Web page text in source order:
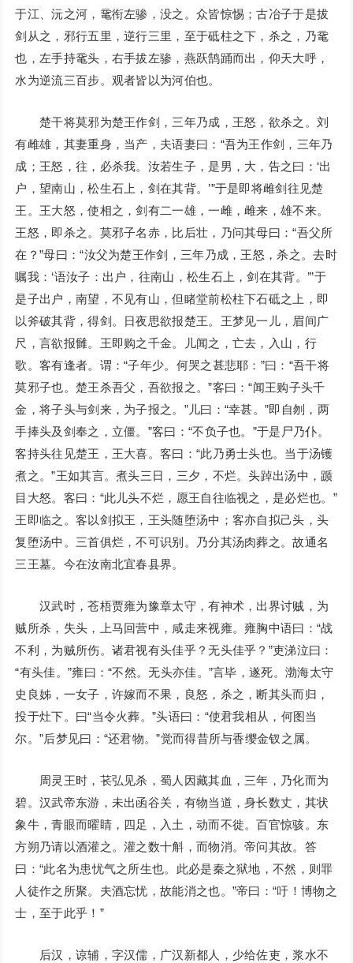
于江、沅之河，鼋衔左骖，没之。众皆惊惕；古冶子于是拔
剑从之，邪行五里，逆行三里，至于砥柱之下，杀之，乃鼋
也，左手持鼋头，右手拔左骖，燕跃鹄踊而出，仰天大呼，
水为逆流三百步。观者皆以为河伯也。
楚干将莫邪为楚王作剑，三年乃成，王怒，欲杀之。刘
有雌雄，其妻重身，当产，夫语妻曰：“吾为王作剑，三年乃
成；王怒，往，必杀我。汝若生子，是男，大，告之曰：‘出
户，望南山，松生石上，剑在其背。’”于是即将雌剑往见楚
王。王大怒，使相之，剑有二一雄，一雌，雌来，雄不来。
王怒，即杀之。莫邪子名赤，比后壮，乃问其母曰：“吾父所
在？”母曰：“汝父为楚王作剑，三年乃成，王怒，杀之。去时
嘱我：‘语汝子：出户，往南山，松生石上，剑在其背。’”于
是子出户，南望，不见有山，但睹堂前松柱下石砥之上，即
以斧破其背，得剑。日夜思欲报楚王。王梦见一儿，眉间广
尺，言欲报雠。王即购之千金。儿闻之，亡去，入山，行
歌。客有逢者。谓：“子年少。何哭之甚悲耶：”曰：“吾干将
莫邪子也。楚王杀吾父，吾欲报之。”客曰：“闻王购子头千
金，将子头与剑来，为子报之。”儿曰：“幸甚。”即自刎，两
手捧头及剑奉之，立僵。”客曰：“不负子也。”于是尸乃仆。
客持头往见楚王，王大喜。客曰：“此乃勇士头也。当于汤镬
煮之。”王如其言。煮头三日，三夕，不烂。头踔出汤中，踬
目大怒。客曰：“此儿头不烂，愿王自往临视之，是必烂也。”
王即临之。客以剑拟王，王头随堕汤中；客亦自拟己头，头
复堕汤中。三首俱烂，不可识别。乃分其汤肉葬之。故通名
三王墓。今在汝南北宜春县界。
汉武时，苍梧贾雍为豫章太守，有神术，出界讨贼，为
贼所杀，失头，上马回营中，咸走来视雍。雍胸中语曰：“战
不利，为贼所伤。诸君视有头佳乎？无头佳乎？”吏涕泣曰：
“有头佳。”雍曰：“不然。无头亦佳。”言毕，遂死。渤海太守
史良姊，一女子，许嫁而不果，良怒，杀之，断其头而归，
投于灶下。曰“当令火葬。”头语曰：“使君我相从，何图当
尔。”后梦见曰：“还君物。”觉而得昔所与香缨金钗之属。
周灵王时，苌弘见杀，蜀人因藏其血，三年，乃化而为
碧。汉武帝东游，未出函谷关，有物当道，身长数丈，其状
象牛，青眼而曜睛，四足，入土，动而不徙。百官惊骇。东
方朔乃请以酒灌之。灌之数十斛，而物消。帝问其故。答
曰：“此名为患忧气之所生也。此必是秦之狱地，不然，则罪
人徒作之所聚。夫酒忘忧，故能消之也。”帝曰：“吁！博物之
士，至于此乎！”
后汉，谅辅，字汉儒，广汉新都人，少给佐吏，浆水不